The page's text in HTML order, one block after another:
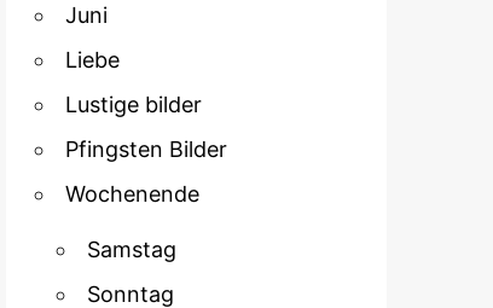
Juni
Liebe
Lustige bilder
Pfingsten Bilder
Wochenende
Samstag
Sonntag